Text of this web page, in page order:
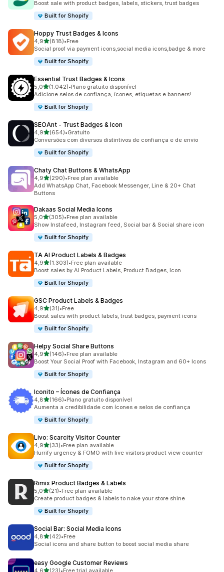
Boost sale with product badges, labels, stickers, trust badges
Built for Shopify
Hoppy Trust Badges & Icons
4,9de 5 estrelas
(818)
818 total de avaliações
•Free
Social proof via payment icons,social media icons,badge & more
Built for Shopify
Essential Trust Badges & Icons
5,0de 5 estrelas
(1.042)
1042 total de avaliações
•Plano gratuito disponível
Adicione selos de confiança, ícones, etiquetas e banners!
Built for Shopify
SEOAnt ‑ Trust Badges & Icon
4,9de 5 estrelas
(654)
654 total de avaliações
•Gratuito
Conversões com diversos distintivos de confiança e de envio
Built for Shopify
Chaty Chat Buttons & WhatsApp
4,9de 5 estrelas
(290)
290 total de avaliações
•Free plan available
Add WhatsApp Chat, Facebook Messenger, Line & 20+ Chat
Buttons
Dakaas Social Media Icons
5,0de 5 estrelas
(305)
305 total de avaliações
•Free plan available
Show Instafeed, Instagram feed, Social bar & Social share icon
Built for Shopify
TA AI Product Labels & Badges
4,9de 5 estrelas
(1.303)
1303 total de avaliações
•Free plan available
Boost sales by AI Product Labels, Product Badges, Icon
Built for Shopify
GSC Product Labels & Badges
4,9de 5 estrelas
(31)
31 total de avaliações
•Free
Boost sales with product labels, trust badges, payment icons
Built for Shopify
Helpy Social Share Buttons
4,9de 5 estrelas
(146)
146 total de avaliações
•Free plan available
Boost Your Social Proof with Facebook, Instagram and 60+ Icons
Built for Shopify
Iconito – Ícones de Confiança
4,8de 5 estrelas
(166)
166 total de avaliações
•Plano gratuito disponível
Aumenta a credibilidade com ícones e selos de confiança
Built for Shopify
Livo: Scarcity Visitor Counter
4,9de 5 estrelas
(33)
33 total de avaliações
•Free plan available
Hurrify urgency & FOMO with live visitors product view counter
Built for Shopify
Rimix Product Badges & Labels
5,0de 5 estrelas
(21)
21 total de avaliações
•Free plan available
Create product badges & labels to nake your store shine
Built for Shopify
Social Bar: Social Media Icons
4,8de 5 estrelas
(42)
42 total de avaliações
•Free
Social icons and share button to boost social media share
easy Google Customer Reviews
4,6de 5 estrelas
(23)•Free trial available